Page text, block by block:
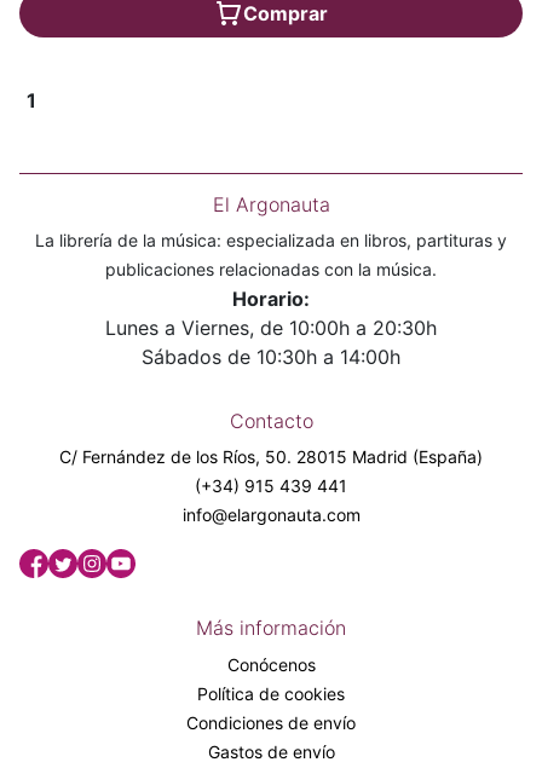
Comprar
1
El Argonauta
La librería de la música: especializada en libros, partituras y
publicaciones relacionadas con la música.
Horario:
Lunes a Viernes, de 10:00h a 20:30h
Sábados de 10:30h a 14:00h
Contacto
C/ Fernández de los Ríos, 50. 28015 Madrid (España)
(+34) 915 439 441
info@elargonauta.com
Más información
Conócenos
Política de cookies
Condiciones de envío
Gastos de envío